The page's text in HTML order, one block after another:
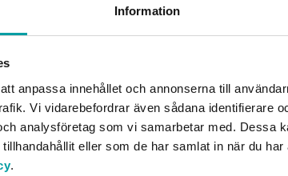
Information
anpassa innehållet och annonserna till
Vi vidarebefordrar även sådana identifierare
analysföretag som vi samarbetar med. Dessa
eller som de har samlat in när du
.
og pasientsikkerhetsrapporter der
kvalitet i vårt systematiske